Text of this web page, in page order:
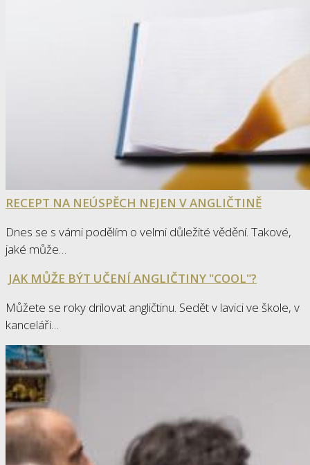
RECEPT NA NEÚSPĚCH NEJEN V ANGLIČTINĚ
Dnes se s vámi podělím o velmi důležité vědění. Takové,
jaké může…
JAK MŮŽE BÝT UČENÍ ANGLIČTINY "COOL"?
Můžete se roky drilovat angličtinu. Sedět v lavici ve škole, v
kanceláři…